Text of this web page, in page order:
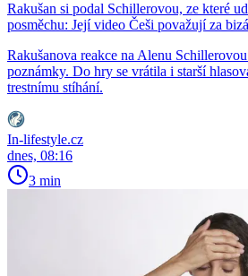
Rakušan si podal Schillerovou, ze které
posměchu: Její video Češi považují za
Rakušanova reakce na Alenu
poznámky. Do hry se vrátila i starší
trestnímu stíhání.
In-lifestyle.cz
dnes, 08:16
3 min